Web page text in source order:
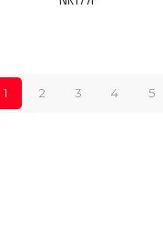
1 2 3 4 5